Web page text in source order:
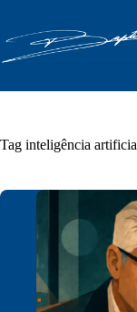
o
conteúdo
Tag inteligência